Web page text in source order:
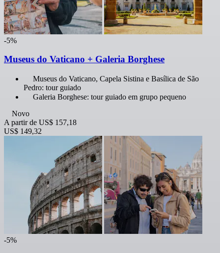
-5%
Museus do Vaticano + Galeria Borghese
Museus do Vaticano, Capela Sistina e Basílica de São
Pedro: tour guiado
Galeria Borghese: tour guiado em grupo pequeno
Novo
A partir de US$ 157,18
US$ 149,32
-5%